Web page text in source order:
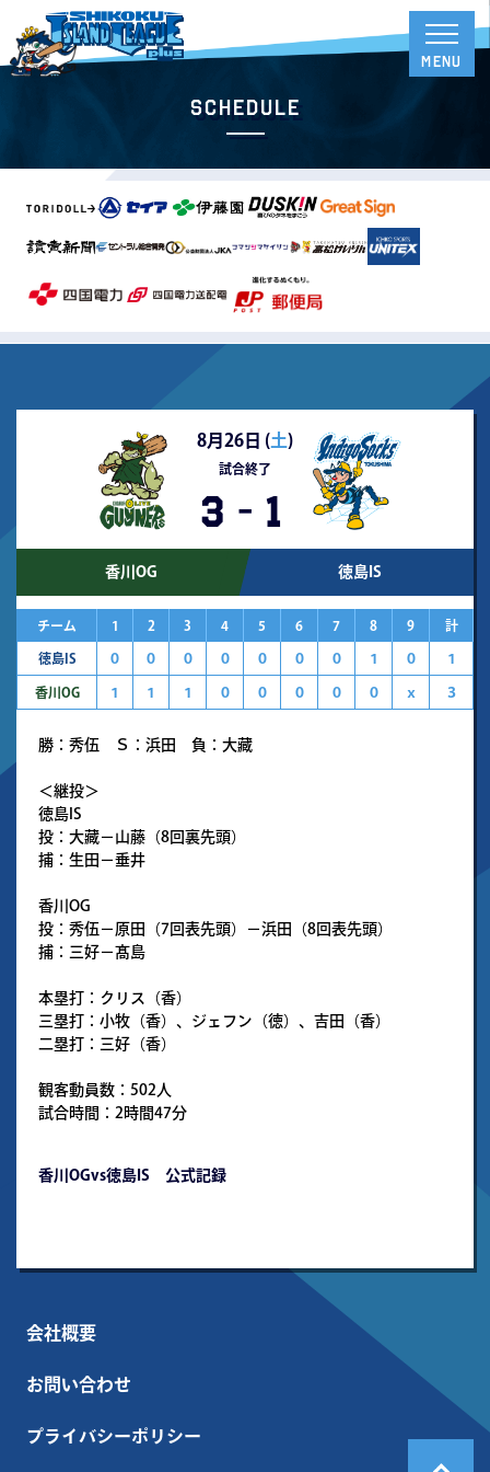
Schedule
8月26日 (土)
試合終了
3 - 1
香川OG 徳島IS
チーム 1 2 3 4 5 6 7 8 9 計
徳島IS ０ ０ ０ ０ ０ ０ ０ １ ０ １
香川OG １ １ １ ０ ０ ０ ０ ０ ｘ ３
勝：秀伍 Ｓ：浜田 負：大藏
＜継投＞
徳島IS
投：大藏－山藤（8回裏先頭）
捕：生田－垂井
香川OG
投：秀伍－原田（7回表先頭）－浜田（8回表先頭）
捕：三好－髙島
本塁打：クリス（香）
三塁打：小牧（香）、ジェフン（徳）、吉田（香）
二塁打：三好（香）
観客動員数：502人
試合時間：2時間47分
香川OGvs徳島IS 公式記録
会社概要
お問い合わせ
プライバシーポリシー